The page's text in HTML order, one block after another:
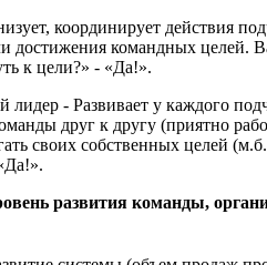
координирует действия
достижения командных целей.
к цели?» - «Да!».
лидер - Развивает у каждого
друг к другу (приятно
своих собственных целей
развития команды,